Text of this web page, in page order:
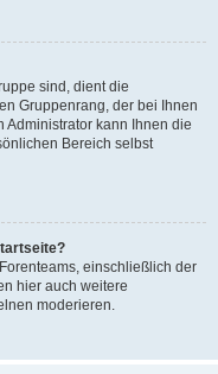
sind, dient die
Gruppenrang, der bei Ihnen
Administrator kann Ihnen die
Bereich selbst
einschließlich der
hier auch weitere
moderieren.